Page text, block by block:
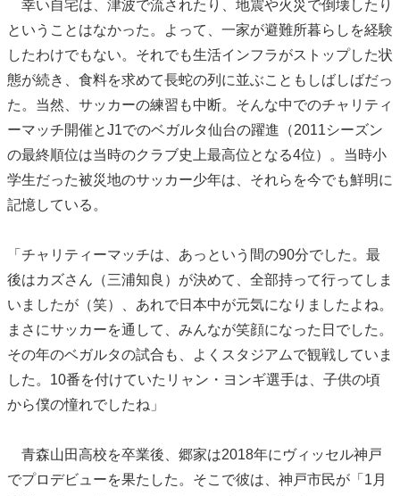
幸い自宅は、津波で流されたり、地震や火災で倒壊したり
ということはなかった。よって、一家が避難所暮らしを経験
したわけでもない。それでも生活インフラがストップした状
態が続き、食料を求めて長蛇の列に並ぶこともしばしばだっ
た。当然、サッカーの練習も中断。そんな中でのチャリティ
ーマッチ開催とJ1でのベガルタ仙台の躍進（2011シーズン
の最終順位は当時のクラブ史上最高位となる4位）。当時小
学生だった被災地のサッカー少年は、それらを今でも鮮明に
記憶している。
「チャリティーマッチは、あっという間の90分でした。最
後はカズさん（三浦知良）が決めて、全部持って行ってしま
いましたが（笑）、あれで日本中が元気になりましたよね。
まさにサッカーを通して、みんなが笑顔になった日でした。
その年のベガルタの試合も、よくスタジアムで観戦していま
した。10番を付けていたリャン・ヨンギ選手は、子供の頃
から僕の憧れでしたね」
青森山田高校を卒業後、郷家は2018年にヴィッセル神戸
でプロデビューを果たした。そこで彼は、神戸市民が「1月